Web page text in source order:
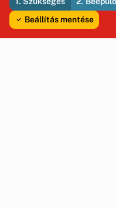
Beállítás mentése